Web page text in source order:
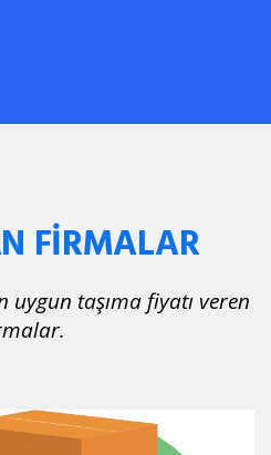
FİRMALAR
uygun taşıma fiyatı veren